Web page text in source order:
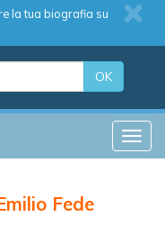
la tua biografia su
OK
Fede